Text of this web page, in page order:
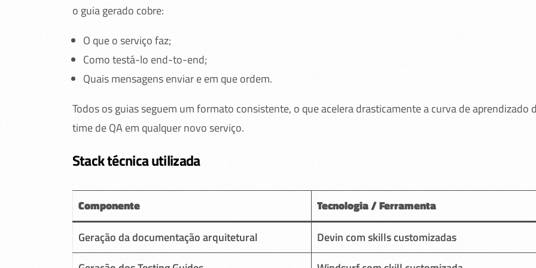
o guia gerado cobre:
O que o serviço faz;
Como testá-lo end-to-end;
Quais mensagens enviar e em que ordem.
Todos os guias seguem um formato consistente, o que acelera drasticamente a curva de aprendizado
time de QA em qualquer novo serviço.
Stack técnica utilizada
Componente
Tecnologia / Ferramenta
Geração da documentação arquitetural
Devin com skills customizadas